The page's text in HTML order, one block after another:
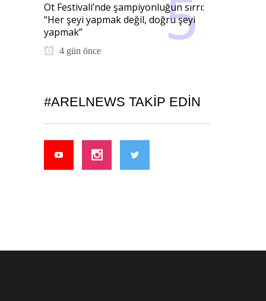
Ot Festivali’nde şampiyonluğun sırrı:
“Her şeyi yapmak değil, doğru şeyi
yapmak”
4 gün önce
#ARELNEWS TAKIP EDIN